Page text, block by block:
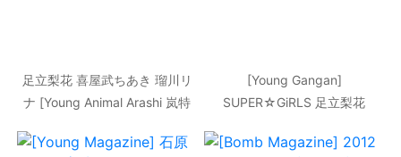
足立梨花 喜屋武ちあき 瑠川リ
ナ [Young Animal Arashi 岚特
[Young Gangan]
SUPER☆GiRLS 足立梨花